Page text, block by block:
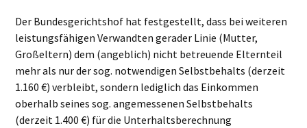
Der Bundesgerichtshof hat festgestellt, dass bei weiteren
leistungsfähigen Verwandten gerader Linie (Mutter,
Großeltern) dem (angeblich) nicht betreuende Elternteil
mehr als nur der sog. notwendigen Selbstbehalts (derzeit
1.160 €) verbleibt, sondern lediglich das Einkommen
oberhalb seines sog. angemessenen Selbstbehalts
(derzeit 1.400 €) für die Unterhaltsberechnung